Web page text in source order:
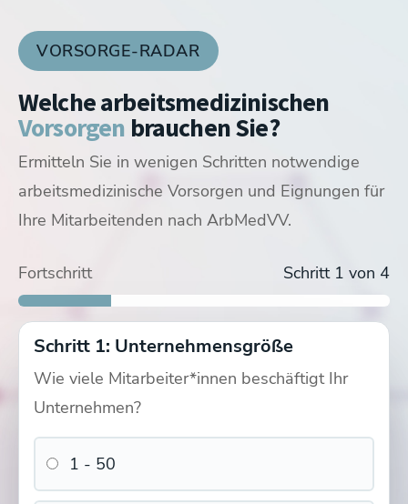
VORSORGE-RADAR
Welche arbeitsmedizinischen
Vorsorgen brauchen Sie?
Ermitteln Sie in wenigen Schritten notwendige
arbeitsmedizinische Vorsorgen und Eignungen für
Ihre Mitarbeitenden nach ArbMedVV.
Fortschritt Schritt 1 von 4
Schritt 1: Unternehmensgröße
Wie viele Mitarbeiter*innen beschäftigt Ihr
Unternehmen?
1 - 50